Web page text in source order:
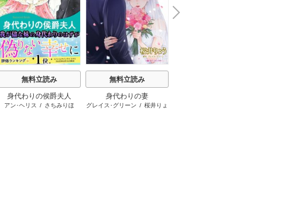
無料立読み
身代わりの侯爵夫人
アン･ヘリス / さちみりほ
無料立読み
身代わりの妻
グレイス･グリーン / 桜井りょ
N
e
x
t